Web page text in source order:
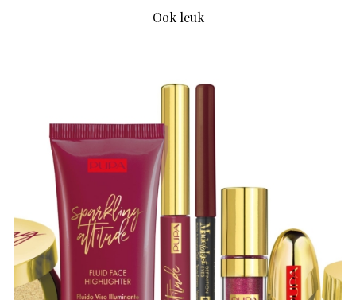
Ook leuk